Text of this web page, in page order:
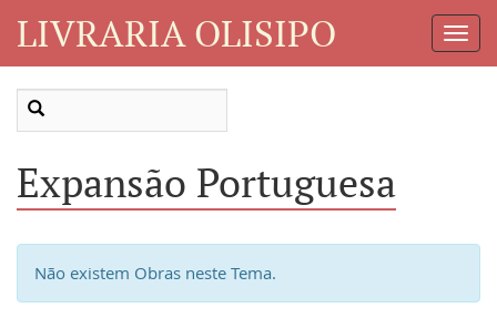
LIVRARIA OLISIPO
Expansão Portuguesa
Não existem Obras neste Tema.